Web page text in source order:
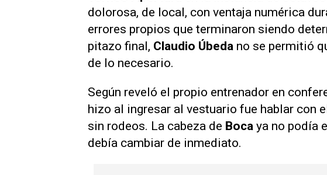
dolorosa, de local, con ventaja numérica
errores propios que terminaron siendo
pitazo final, Claudio Úbeda no se permitió
de lo necesario.
Según reveló el propio entrenador en
hizo al ingresar al vestuario fue hablar con
sin rodeos. La cabeza de Boca ya no podía
debía cambiar de inmediato.